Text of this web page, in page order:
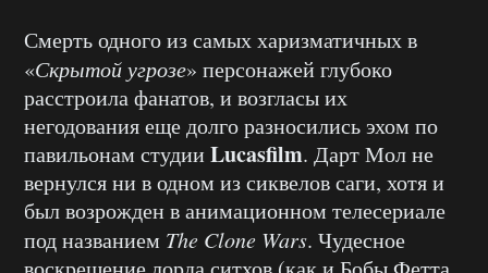
Смерть одного из самых харизматичных в
«Скрытой угрозе» персонажей глубоко
расстроила фанатов, и возгласы их
негодования еще долго разносились эхом по
павильонам студии Lucasfilm. Дарт Мол не
вернулся ни в одном из сиквелов саги, хотя и
был возрожден в анимационном телесериале
под названием The Clone Wars. Чудесное